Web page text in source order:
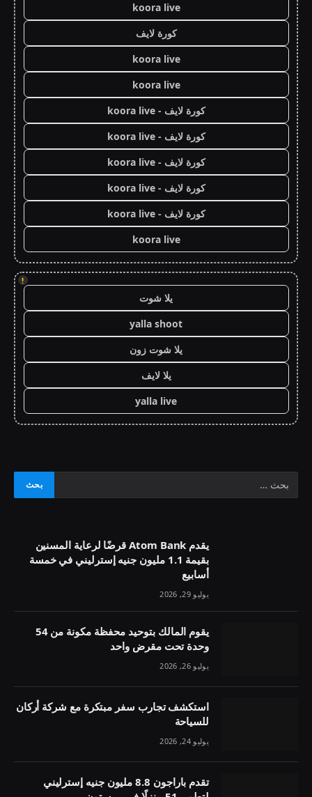
koora live
كورة لايف
koora live
koora live
كورة لايف - koora live
كورة لايف - koora live
كورة لايف - koora live
كورة لايف - koora live
كورة لايف - koora live
koora live
!
يلا شوت
yalla shoot
يلا شوت زون
يلا لايف
yalla live
يقدم Atom Bank قرضًا لرعاية المسنين
بقيمة 1.1 مليون جنيه إسترليني في خمسة
أسابيع
يوليو 29, 2026
يقوم المالك بتوحيد محفظة مكونة من 54
وحدة تحت مقرض واحد
يوليو 26, 2026
استكشف تجارب سفر مبتكرة مع شركة أركان
للسياحة
يوليو 24, 2026
تقدم باراجون 8.8 مليون جنيه إسترليني